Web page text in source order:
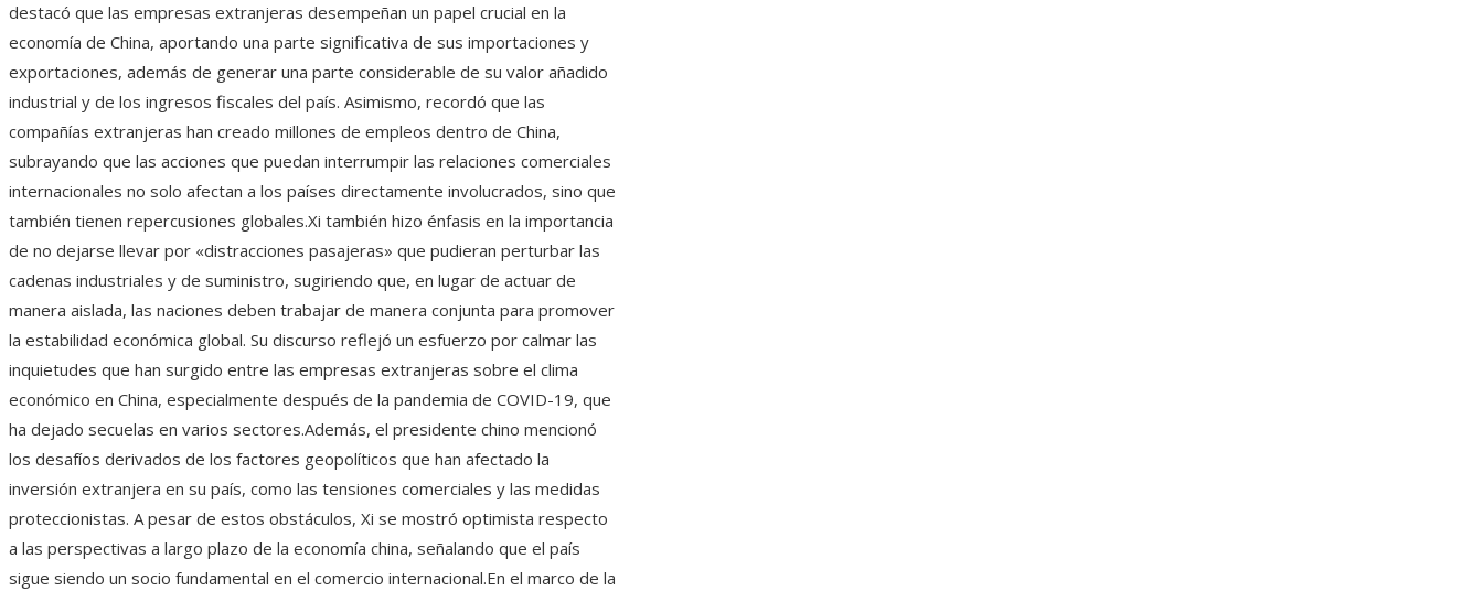
destacó que las empresas extranjeras desempeñan un papel crucial en la
economía de China, aportando una parte significativa de sus importaciones y
exportaciones, además de generar una parte considerable de su valor añadido
industrial y de los ingresos fiscales del país. Asimismo, recordó que las
compañías extranjeras han creado millones de empleos dentro de China,
subrayando que las acciones que puedan interrumpir las relaciones comerciales
internacionales no solo afectan a los países directamente involucrados, sino que
también tienen repercusiones globales.Xi también hizo énfasis en la importancia
de no dejarse llevar por «distracciones pasajeras» que pudieran perturbar las
cadenas industriales y de suministro, sugiriendo que, en lugar de actuar de
manera aislada, las naciones deben trabajar de manera conjunta para promover
la estabilidad económica global. Su discurso reflejó un esfuerzo por calmar las
inquietudes que han surgido entre las empresas extranjeras sobre el clima
económico en China, especialmente después de la pandemia de COVID-19, que
ha dejado secuelas en varios sectores.Además, el presidente chino mencionó
los desafíos derivados de los factores geopolíticos que han afectado la
inversión extranjera en su país, como las tensiones comerciales y las medidas
proteccionistas. A pesar de estos obstáculos, Xi se mostró optimista respecto
a las perspectivas a largo plazo de la economía china, señalando que el país
sigue siendo un socio fundamental en el comercio internacional.En el marco de la